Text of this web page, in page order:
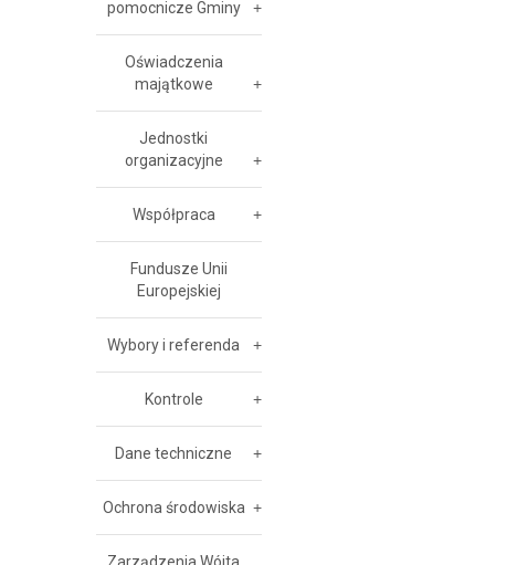
pomocnicze Gminy
Oświadczenia
majątkowe
Jednostki
organizacyjne
Współpraca
Fundusze Unii
Europejskiej
Wybory i referenda
Kontrole
Dane techniczne
Ochrona środowiska